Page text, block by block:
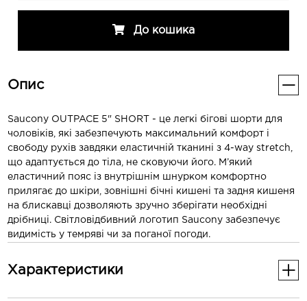
До кошика
Опис
Saucony OUTPACE 5" SHORT - це легкі бігові шорти для
чоловіків, які забезпечують максимальний комфорт і
свободу рухів завдяки еластичній тканині з 4-way stretch,
що адаптується до тіла, не сковуючи його. М’який
еластичний пояс із внутрішнім шнурком комфортно
прилягає до шкіри, зовнішні бічні кишені та задня кишеня
на блискавці дозволяють зручно зберігати необхідні
дрібниці. Світловідбивний логотип Saucony забезпечує
видимість у темряві чи за поганої погоди.
Характеристики